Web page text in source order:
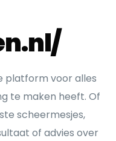
platform voor alles
te maken heeft. Of
scheermesjes,
of advies over